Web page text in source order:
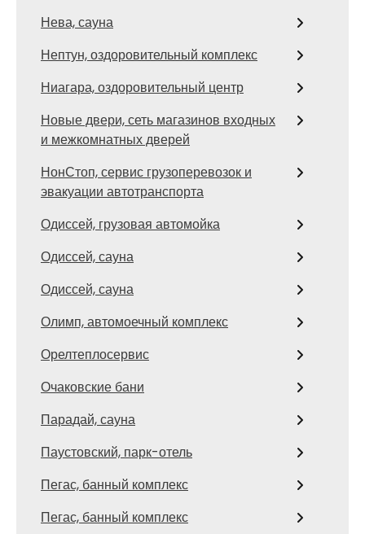
Нева, сауна
Нептун, оздоровительный комплекс
Ниагара, оздоровительный центр
Новые двери, сеть магазинов входных
и межкомнатных дверей
НонСтоп, сервис грузоперевозок и
эвакуации автотранспорта
Одиссей, грузовая автомойка
Одиссей, сауна
Одиссей, сауна
Олимп, автомоечный комплекс
Орелтеплосервис
Очаковские бани
Парадай, сауна
Паустовский, парк-отель
Пегас, банный комплекс
Пегас, банный комплекс